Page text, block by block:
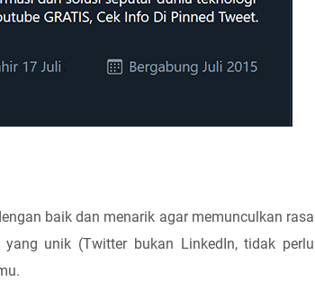
baik dan menarik agar memunculkan rasa
unik (Twitter bukan LinkedIn, tidak perlu